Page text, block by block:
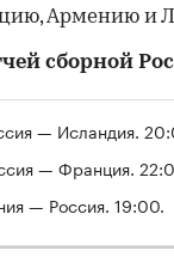
Армению и
сборной
— Исландия.
— Франция.
— Россия. 19:00.